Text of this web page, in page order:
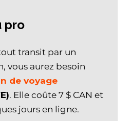
pro
transit par un
vous aurez besoin
de voyage
. Elle coûte 7 $ CAN et
jours en ligne.